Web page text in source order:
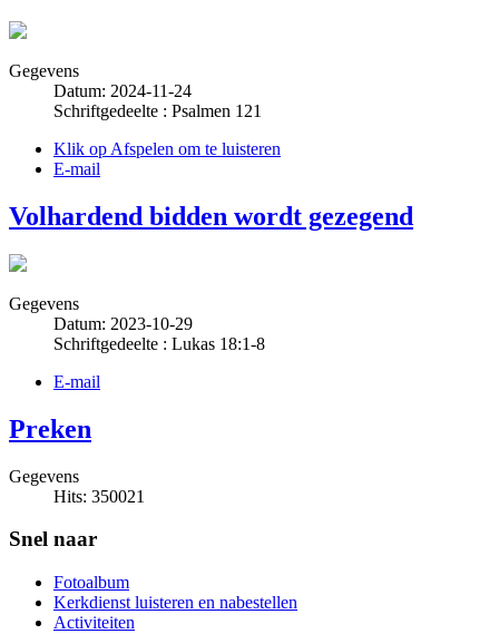
Gegevens
Datum: 2024-11-24
Schriftgedeelte : Psalmen 121
Klik op Afspelen om te luisteren
E-mail
Volhardend bidden wordt gezegend
Gegevens
Datum: 2023-10-29
Schriftgedeelte : Lukas 18:1-8
E-mail
Preken
Gegevens
Hits: 350021
Snel naar
Fotoalbum
Kerkdienst luisteren en nabestellen
Activiteiten